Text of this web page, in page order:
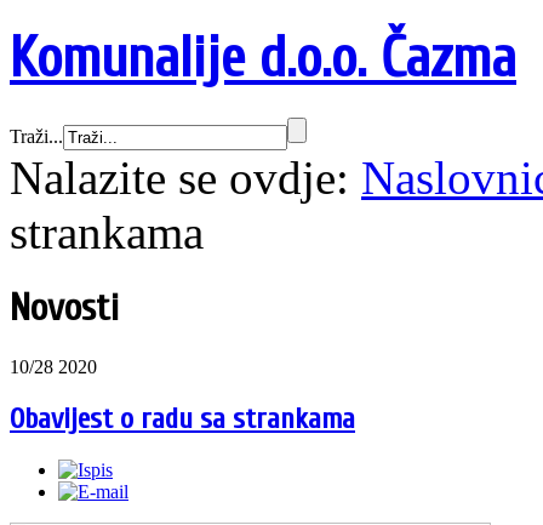
Komunalije d.o.o. Čazma
Traži...
Nalazite se ovdje:
strankama
Novosti
10/28 2020
Obavijest o radu sa strankama